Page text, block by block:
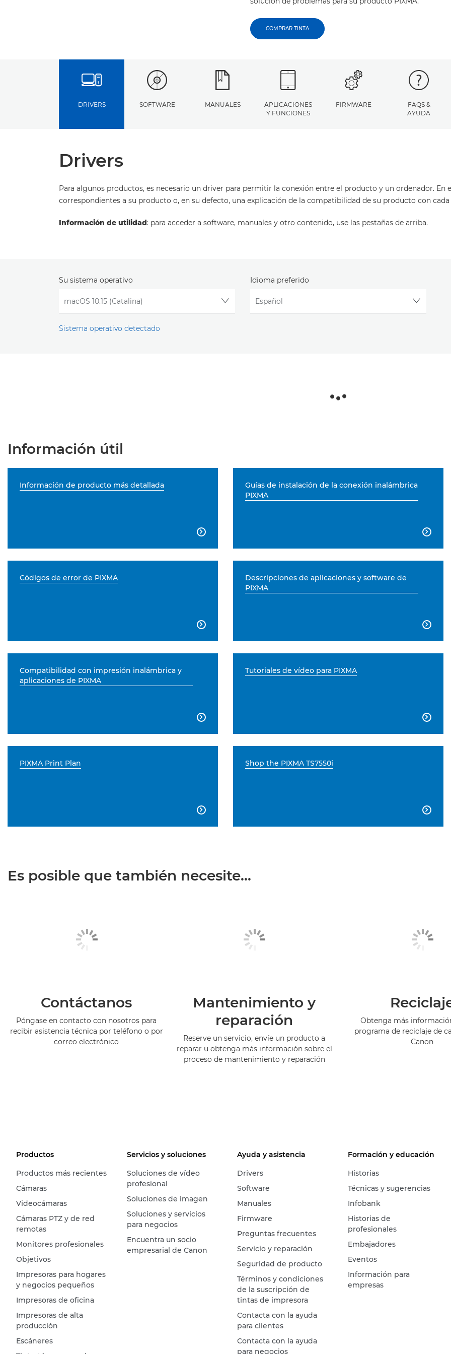
COMPRAR TINTA
DRIVERS SOFTWARE MANUALES
APLICACIONES
Y FUNCIONES
FIRMWARE
FAQS &
AYUDA
Drivers
Para algunos productos, es necesario un driver para permitir la conexión entre el producto y un ordenador. En
correspondientes a su producto o, en su defecto, una explicación de la compatibilidad de su producto con
Información de utilidad: para acceder a software, manuales y otro contenido, use las pestañas de arriba.
Su sistema operativo
Sistema operativo detectado
Idioma preferido
Información útil
Información de producto más detallada

Guías de instalación de la conexión inalámbrica
PIXMA

Códigos de error de PIXMA

Descripciones de aplicaciones y software de
PIXMA

Compatibilidad con impresión inalámbrica y
aplicaciones de PIXMA

Tutoriales de vídeo para PIXMA

PIXMA Print Plan

Shop the PIXMA TS7550i

Es posible que también necesite...
Contáctanos
Póngase en contacto con nosotros para
recibir asistencia técnica por teléfono o por
correo electrónico
Mantenimiento y
reparación
Reserve un servicio, envíe un producto a
reparar u obtenga más información sobre el
proceso de mantenimiento y reparación
Obtenga más
programa de reciclaje de
Canon
Productos
Productos más recientes
Cámaras
Videocámaras
Cámaras PTZ y de red
remotas
Monitores profesionales
Objetivos
Impresoras para hogares
y negocios pequeños
Impresoras de oficina
Impresoras de alta
producción
Escáneres
Servicios y soluciones
Soluciones de vídeo
profesional
Soluciones de imagen
Soluciones y servicios
para negocios
Encuentra un socio
empresarial de Canon
Ayuda y asistencia
Drivers
Software
Manuales
Firmware
Preguntas frecuentes
Servicio y reparación
Seguridad de producto
Términos y condiciones
de la suscripción de
tintas de impresora
Contacta con la ayuda
para clientes
Contacta con la ayuda
para negocios
Formación y educación
Historias
Técnicas y sugerencias
Infobank
Historias de
profesionales
Embajadores
Eventos
Información para
empresas